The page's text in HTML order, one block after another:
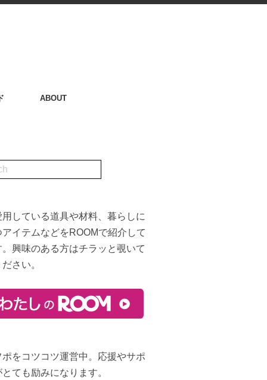
ABOUT
用している道具や材料、暮らしに
アイテムなどをROOMで紹介して
。興味のある方はチラッと覗いて
さい。
ポをコツコツ運営中。応援やサポ
ても励みになります。